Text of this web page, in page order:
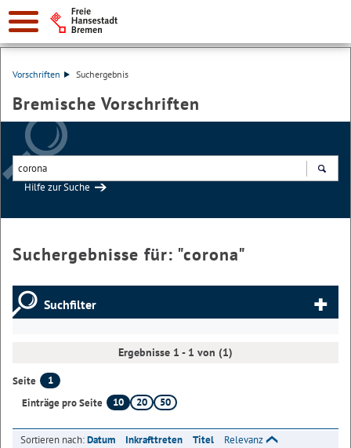
Vorschriften Suchergebnis
Bremische Vorschriften
Hilfe zur Suche
Suchergebnisse für: "corona"
Suchfilter
Ergebnisse 1 - 1 von (1)
Seite
1
Einträge pro Seite
10 20 50
Sortieren nach:Datum Inkrafttreten Titel Relevanz